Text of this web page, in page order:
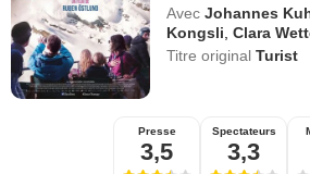
Avec Johannes
Kongsli ,Clara
Titre originalTurist
Presse
3,5
Spectateurs
3,3